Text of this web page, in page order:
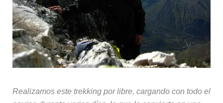
Realizamos este trekking por libre, cargando con todo el
equipo durante varios días, lo que lo convierte en una
experiencia bastante exigente a nivel físico.
El recorrido nos llevó desde Cashapampa hasta